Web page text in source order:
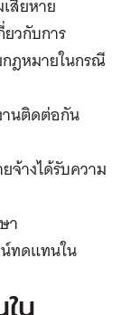
สียหาย
ยวกับการ
ฎหมายในกรณี
นติดต่อกัน
จ้างได้รับความ
า
ทดแทนใน